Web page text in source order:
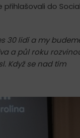
do Social
30 lidí a my
a půl roku
Když se nad tím